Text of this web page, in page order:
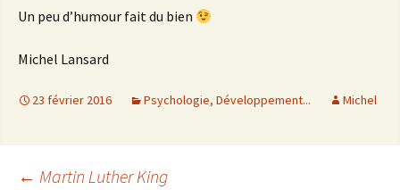
Un peu d’humour fait du bien
Michel Lansard
23 février 2016 Psychologie, Développement... Michel
← Martin Luther King